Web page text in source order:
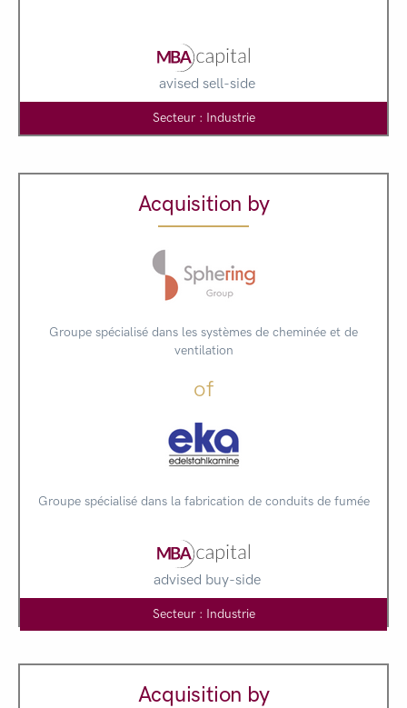
avised sell-side
Secteur : Industrie
Acquisition by
Groupe spécialisé dans les systèmes de cheminée et de
ventilation
of
Groupe spécialisé dans la fabrication de conduits de fumée
advised buy-side
Secteur : Industrie
Acquisition by